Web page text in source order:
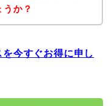
か？
今すぐお得に申し